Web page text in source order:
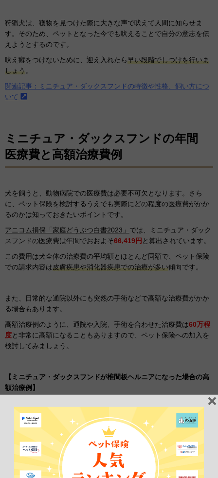
狩猟犬は、獲物を見つけた際に大きな声で吠えて人間に知らせま
す。そのため、ペットとなった今でも吠えることで自分の意志を伝
えようとするのです。
吠え癖をつけないために、迎え入れたら早い段階でしつけを行いま
しょう。
関連記事：ミニチュア・ダックスフンドの特徴や性格、飼い方につ
いて
ミニチュア・ダックスフンドの年間
医療費と高額治療費例
犬を飼うと、動物病院での医療費は必要不可欠となります。さら
に、ペット保険を検討するうえでも実際にどの程度の医療費がかか
るのかは知っておきたいポイントです。
アニコム損保「家庭どうぶつ白書2023」 では、ミニチュア・ダック
スフンドの医療費は年間でおおよそ66,419円 と算出されています。
この費用は犬全体の治療費の平均額とほとんど同額で、ペット保険
での請求内容は皮膚疾患や消化器疾患での治療が多い傾向です。
また、日常的な通院以外にも突然の手術などで高額な治療費がかか
る場合もあります。
高額治療例のように、通院や入院、手術を合わせた治療費は60万程
度と非常に高額になることもありますので、ペット保険への加入を
検討してみましょう。
【ミニチュア・ダックスフンドが椎間板ヘルニアになった場合の高
額治療例】
治療期間 1年1か月
治療内容
通院回数：13回
手術回数：1回
入院日数：7日間